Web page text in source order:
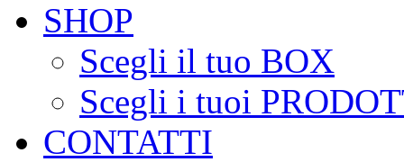
SHOP
Scegli il tuo BOX
Scegli i tuoi
CONTATTI